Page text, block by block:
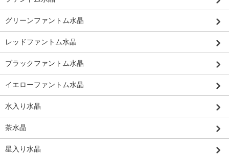
グリーンファントム水晶
レッドファントム水晶
ブラックファントム水晶
イエローファントム水晶
水入り水晶
茶水晶
星入り水晶